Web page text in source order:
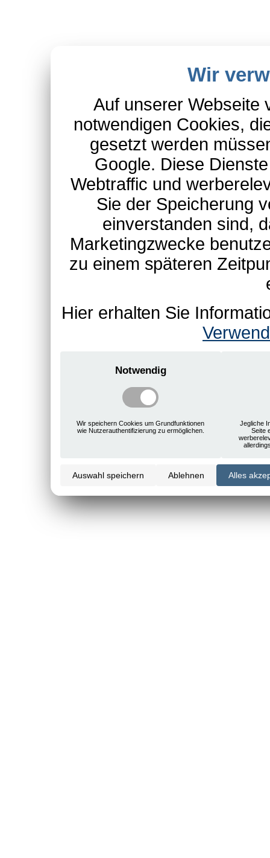
Wir
Auf unserer Webseite
notwendigen Cookies,
gesetzt werden
Google. Diese
Webtraffic und
Sie der Speicherung
einverstanden sind,
Marketingzwecke
zu einem späteren
Hier erhalten Sie
Notwendig
Wir speichern Cookies um Grundfunktionen
wie Nutzerauthentifizierung zu ermöglichen.
Jegliche
Seite
Auswahl speichern Ablehnen Alles